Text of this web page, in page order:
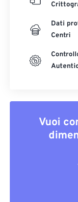
Dati
Centri
Vuoi